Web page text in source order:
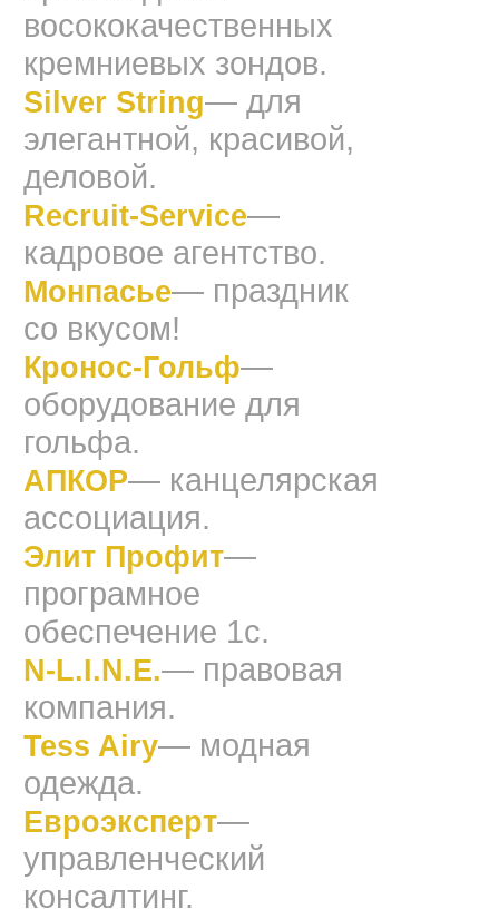
восококачественных
кремниевых зондов.
Silver String— для
элегантной, красивой,
деловой.
Recruit-Service—
кадровое агентство.
Монпасье— праздник
со вкусом!
Кронос-Гольф—
оборудование для
гольфа.
АПКОР— канцелярская
ассоциация.
Элит Профит—
програмное
обеспечение 1с.
N-L.I.N.E.— правовая
компания.
Tess Airy— модная
одежда.
Евроэксперт—
управленческий
консалтинг.